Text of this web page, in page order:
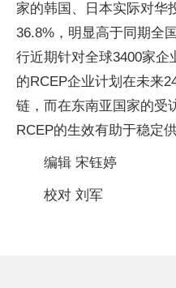
家的韩国、日本实际对华
36.8%，明显高于同期全
行近期针对全球3400家企
的RCEP企业计划在未来
链，而在东南亚国家的受
RCEP的生效有助于稳定供
编辑 宋钰婷
校对 刘军